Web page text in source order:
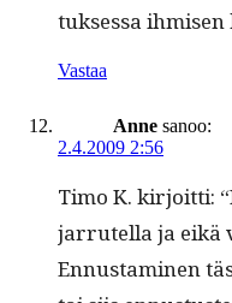
tuk­ses­sa
Vastaa
Anne sanoo:
2.4.2009 2:56
Timo K. kir­joit­ti:
jar­rutel­la ja eikä
Ennus­t­a­mi­nen